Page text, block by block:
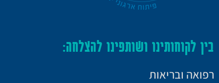
בין לקוחותינו ושותפינו להצלחה:
רפואה ובריאות